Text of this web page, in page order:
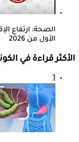
الأول من 2026
الأكثر قراءة في
1